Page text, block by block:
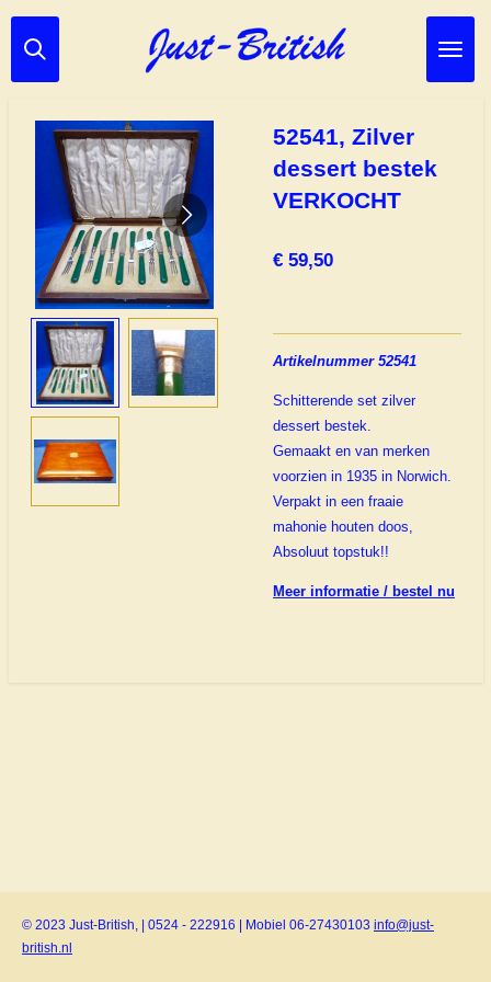
Ga
direct
hoofdinhoud
52541, Zilver
dessert bestek
VERKOCHT
€ 59,50
Artikelnummer 52541
Schitterende set zilver
dessert bestek.
Gemaakt en van merken
voorzien in 1935 in Norwich.
Verpakt in een fraaie
mahonie houten doos,
Absoluut topstuk!!
Meer informatie / bestel nu
© 2023 Just-British, | 0524 - 222916 | Mobiel 06-27430103 info@just-
british.nl